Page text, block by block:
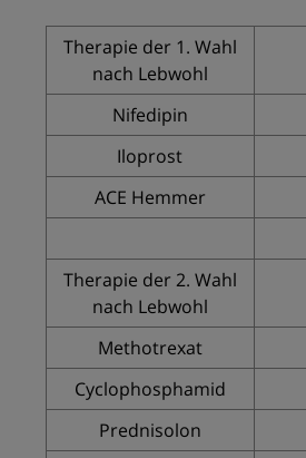
Therapie der 1. Wahl
nach Lebwohl
Nifedipin
Iloprost
ACE Hemmer
Therapie der 2. Wahl
nach Lebwohl
Methotrexat
Cyclophosphamid
Prednisolon